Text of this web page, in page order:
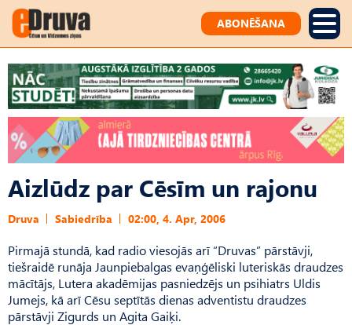
ABONĒŠANA
Aizlūdz par Cēsīm un rajonu
Druva Sabiedrība 02:00, 4. Apr, 2006
Pirmajā stundā, kad radio viesojās arī “Druvas” pārstāvji,
tiešraidē runāja Jaunpiebalgas evaņģēliski luteriskās draudzes
mācītājs, Lutera akadēmijas pasniedzējs un psihiatrs Uldis
Jumejs, kā arī Cēsu septītās dienas adventistu draudzes
pārstāvji Zigurds un Agita Gaiķi.